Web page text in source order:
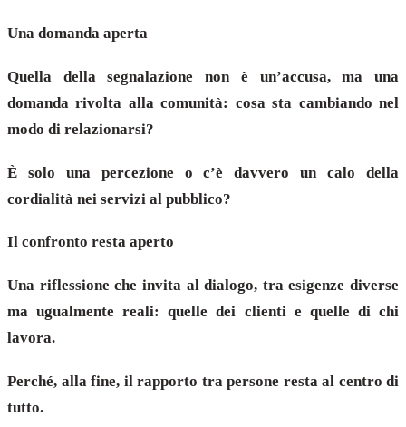
Una domanda aperta
Quella della segnalazione non è un’accusa, ma una
domanda rivolta alla comunità: cosa sta cambiando nel
modo di relazionarsi?
È solo una percezione o c’è davvero un calo della
cordialità nei servizi al pubblico?
Il confronto resta aperto
Una riflessione che invita al dialogo, tra esigenze diverse
ma ugualmente reali: quelle dei clienti e quelle di chi
lavora.
Perché, alla fine, il rapporto tra persone resta al centro di
tutto.